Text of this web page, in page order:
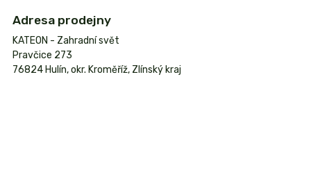
Adresa prodejny
KATEON - Zahradní svět
Pravčice 273
76824 Hulín, okr. Kroměříž, Zlínský kraj